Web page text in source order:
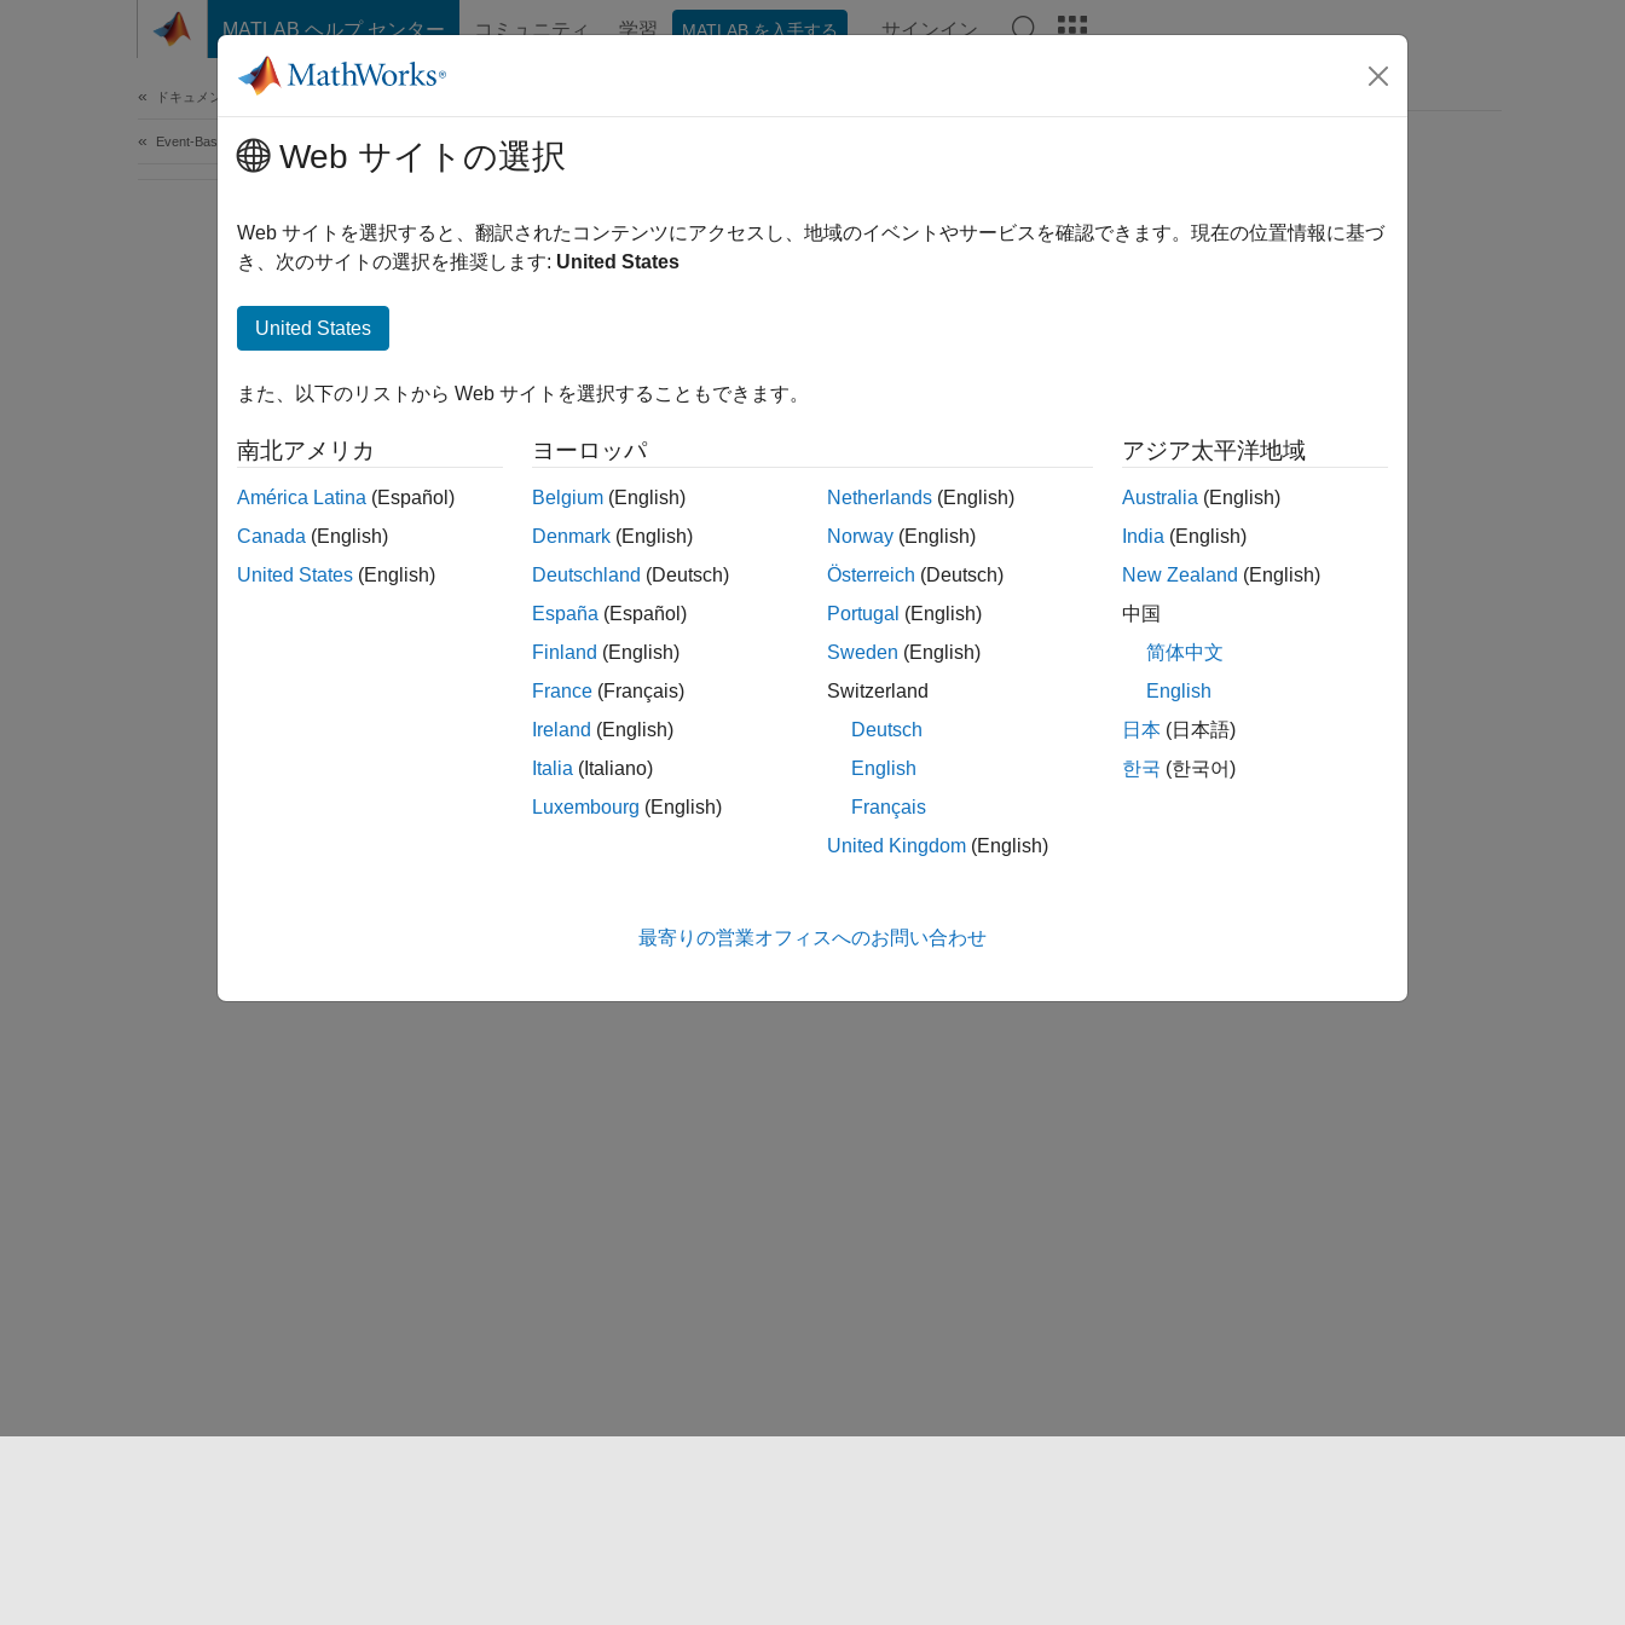
コンテンツへスキップ
MATLAB ヘルプ センター コミュニティ 学習 MATLAB を入手する サインイン
ドキュメンテーションのホーム
Event-Based ModelingWeb サイトの選択
Web サイトを選択すると、翻訳されたコンテンツにアクセスし、地域のイベントやサービスを確認できます。現在の位置情報に基づ
き、次のサイトの選択を推奨します: United States
United States
また、以下のリストから Web サイトを選択することもできます。
南北アメリカ
América Latina (Español)
Canada (English)
United States (English)
ヨーロッパ
Belgium (English)
Denmark (English)
Deutschland (Deutsch)
España (Español)
Finland (English)
France (Français)
Ireland (English)
Italia (Italiano)
Luxembourg (English)
Netherlands (English)
Norway (English)
Österreich (Deutsch)
Portugal (English)
Sweden (English)
Switzerland
Deutsch
English
Français
United Kingdom (English)
アジア太平洋地域
Australia (English)
India (English)
New Zealand (English)
中国
简体中文
English
日本 (日本語)
한국 (한국어)
最寄りの営業オフィスへのお問い合わせ